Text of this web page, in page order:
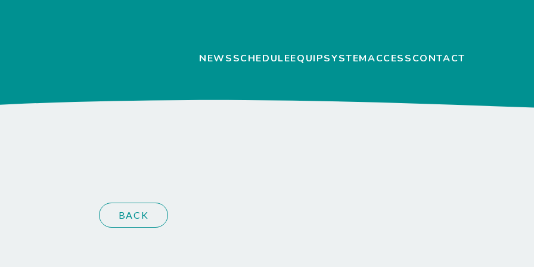
NEWSSCHEDULEEQUIPSYSTEMACCESSCONTACT
BACK